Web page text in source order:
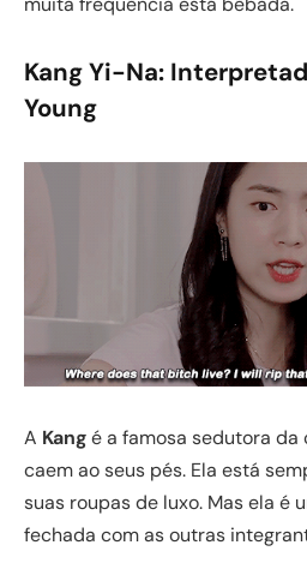
Kang Yi-Na:
Young
A Kangé a famosa sedutora da
caem ao seus pés. Ela está
suas roupas de luxo. Mas ela é
fechada com as outras